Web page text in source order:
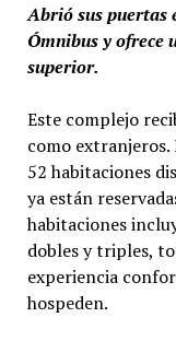
Abrió sus puertas
Ómnibus y ofrece
superior.
Este complejo
como extranjeros.
52 habitaciones
ya están
habitaciones
dobles y triples,
experiencia
hospeden.